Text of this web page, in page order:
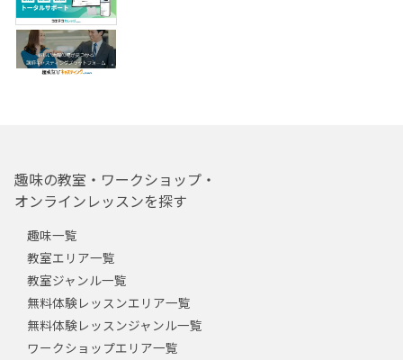
趣味の教室・ワークショップ・
オンラインレッスンを探す
趣味一覧
教室エリア一覧
教室ジャンル一覧
無料体験レッスンエリア一覧
無料体験レッスンジャンル一覧
ワークショップエリア一覧